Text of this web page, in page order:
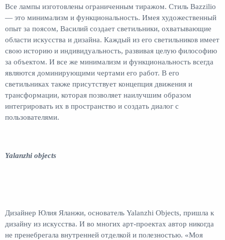
Все лампы изготовлены ограниченным тиражом. Стиль Bazzilio
— это минимализм и функциональность. Имея художественный
опыт за поясом, Василий создает светильники, охватывающие
области искусства и дизайна. Каждый из его светильников имеет
свою историю и индивидуальность, развивая целую философию
за объектом. И все же минимализм и функциональность всегда
являются доминирующими чертами его работ. В его
светильниках также присутствует концепция движения и
трансформации, которая позволяет наилучшим образом
интегрировать их в пространство и создать диалог с
пользователями.
Yalanzhi objects
Дизайнер Юлия Яланжи, основатель Yalanzhi Objects, пришла к
дизайну из искусства. И во многих арт-проектах автор никогда
не пренебрегала внутренней отделкой и полезностью. «Моя